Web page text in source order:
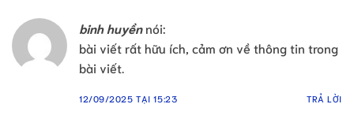
binh huyền nói:
bài viết rất hữu ích, cảm ơn về thông tin trong
bài viết.
12/09/2025 TẠI 15:23 TRẢ LỜI